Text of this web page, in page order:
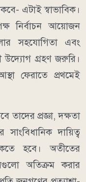
এটাই স্বাভাবিক।
নির্বাচন আয়োজন
সহযোগিতা এবং
গ্রহণ জরুরি।
ফেরাতে প্রথমেই
তাদের প্রজ্ঞা, দক্ষতা
দায়িত্ব
হবে। অতীতের
অতিক্রম করার